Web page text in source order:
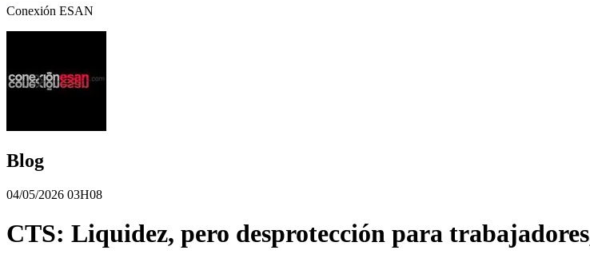
Conexión ESAN
Blog
04/05/2026 03H08
CTS: Liquidez, pero desprotección para